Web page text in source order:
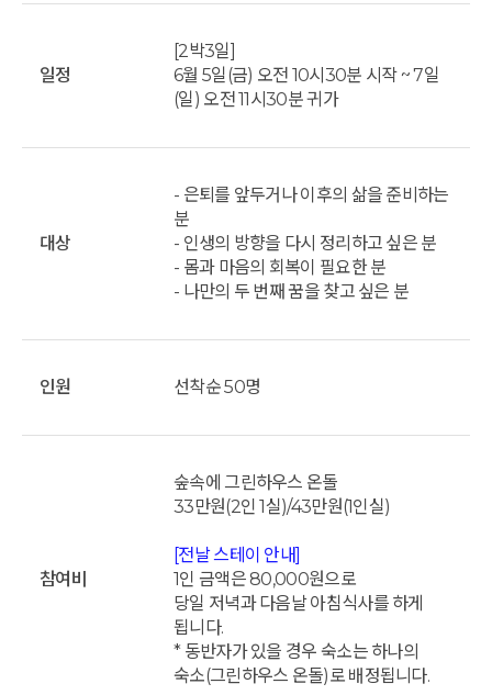
일정
[2박3일]
6월 5일(금) 오전 10시30분 시작 ~ 7일
(일) 오전 11시30분 귀가
대상
- 은퇴를 앞두거나 이후의 삶을 준비하는
분
- 인생의 방향을 다시 정리하고 싶은 분
- 몸과 마음의 회복이 필요한 분
- 나만의 두 번째 꿈을 찾고 싶은 분
인원 선착순 50명
참여비
숲속에 그린하우스 온돌
33만원(2인 1실)/43만원(1인실)
[전날 스테이 안내]
1인 금액은 80,000원으로
당일 저녁과 다음날 아침식사를 하게
됩니다.
* 동반자가 있을 경우 숙소는 하나의
숙소(그린하우스 온돌)로 배정됩니다.